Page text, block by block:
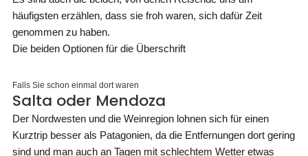
häufigsten erzählen, dass sie froh waren, sich dafür Zeit
genommen zu haben.
Die beiden Optionen für die Überschrift
Falls Sie schon einmal dort waren
Salta oder Mendoza
Der Nordwesten und die Weinregion lohnen sich für einen
Kurztrip besser als Patagonien, da die Entfernungen dort gering
sind und man auch an Tagen mit schlechtem Wetter etwas